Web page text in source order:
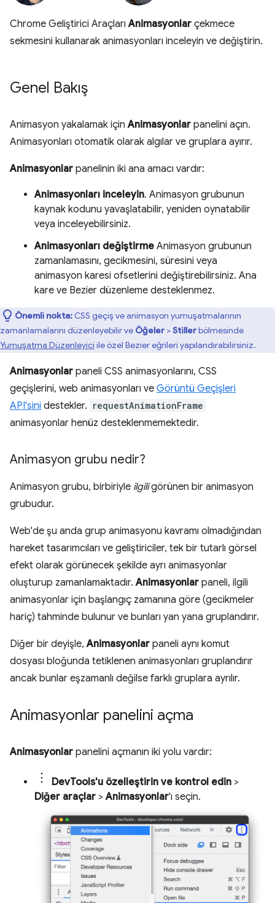
Chrome Geliştirici AraçlarıAnimasyonlar çekmece
sekmesini kullanarak animasyonları inceleyin ve değiştirin.
Genel Bakış
Animasyon yakalamak içinAnimasyonlar panelini açın.
Animasyonları otomatik olarak algılar ve gruplara ayırır.
Animasyonlar panelinin iki ana amacı vardır:
Animasyonları inceleyin. Animasyon grubunun
kaynak kodunu yavaşlatabilir, yeniden oynatabilir
veya inceleyebilirsiniz.
Animasyonları değiştirme Animasyon grubunun
zamanlamasını, gecikmesini, süresini veya
animasyon karesi ofsetlerini değiştirebilirsiniz. Ana
kare ve Bezier düzenleme desteklenmez.
Önemli nokta: CSS geçiş ve animasyon yumuşatmalarının
zamanlamalarını düzenleyebilir ve Öğeler >Stillerbölmesinde
Yumuşatma Düzenleyici ile özel Bezier eğrileri yapılandırabilirsiniz.
Animasyonlar paneli CSS animasyonlarını, CSS
geçişlerini, web animasyonları ve Görüntü Geçişleri
API'sini destekler. requestAnimationFrame
animasyonlar henüz desteklenmemektedir.
Animasyon grubu nedir?
Animasyon grubu, birbiriyle ilgiligörünen bir animasyon
grubudur.
Web'de şu anda grup animasyonu kavramı olmadığından
hareket tasarımcıları ve geliştiriciler, tek bir tutarlı görsel
efekt olarak görünecek şekilde ayrı animasyonlar
oluşturup zamanlamaktadır.Animasyonlar paneli, ilgili
animasyonlar için başlangıç zamanına göre (gecikmeler
hariç) tahminde bulunur ve bunları yan yana gruplandırır.
Diğer bir deyişle,Animasyonlar paneli aynı komut
dosyası bloğunda tetiklenen animasyonları gruplandırır
ancak bunlar eşzamanlı değilse farklı gruplara ayrılır.
Animasyonlar panelini açma
Animasyonlar panelini açmanın iki yolu vardır:
DevTools'u özelleştirin ve kontrol edin >
Diğer araçlar >Animasyonlar'ı seçin.